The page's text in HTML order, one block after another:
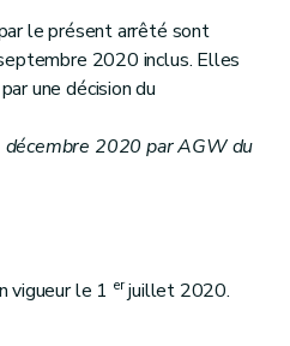
le présent arrêté sont
2020 inclus. Elles
une décision du
2020 par AGW du
vigueur le 1 erjuillet 2020.